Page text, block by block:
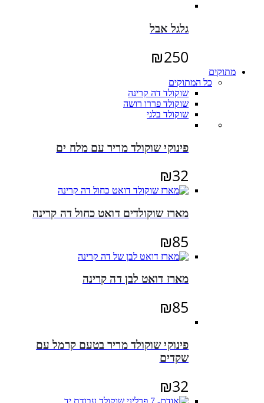
גלגל אבל
₪250
מתוקים
כל המתוקים
שוקולד דה קרינה
שוקולד פררו רושה
שוקולד בלגי
פינוקי שוקולד מריר עם מלח ים
₪32
מארז שוקולדים דואט כחול דה קרינה
₪85
מארז דואט לבן דה קרינה
₪85
פינוקי שוקולד מריר בטעם קרמל עם
שקדים
₪32